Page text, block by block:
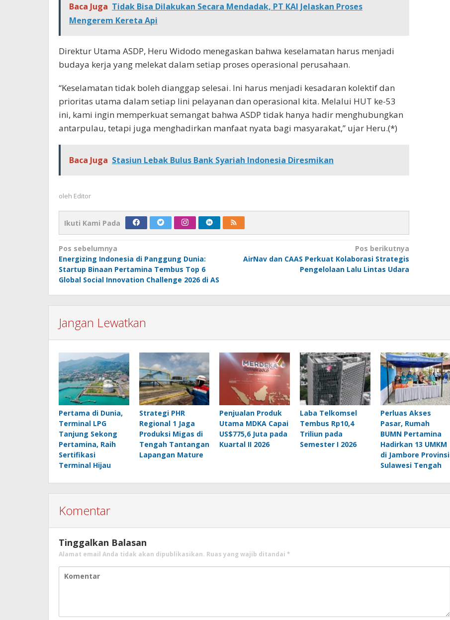
Baca Juga Tidak Bisa Dilakukan Secara Mendadak, PT KAI Jelaskan Proses
Mengerem Kereta Api
Direktur Utama ASDP, Heru Widodo menegaskan bahwa keselamatan harus menjadi
budaya kerja yang melekat dalam setiap proses operasional perusahaan.
“Keselamatan tidak boleh dianggap selesai. Ini harus menjadi kesadaran kolektif dan
prioritas utama dalam setiap lini pelayanan dan operasional kita. Melalui HUT ke-53
ini, kami ingin memperkuat semangat bahwa ASDP tidak hanya hadir menghubungkan
antarpulau, tetapi juga menghadirkan manfaat nyata bagi masyarakat,” ujar Heru.(*)
Baca Juga Stasiun Lebak Bulus Bank Syariah Indonesia Diresmikan
oleh Editor
Ikuti Kami Pada
Navigasi
pos
Pos sebelumnya
Energizing Indonesia di Panggung Dunia:
Startup Binaan Pertamina Tembus Top 6
Global Social Innovation Challenge 2026 di AS
Pos berikutnya
AirNav dan CAAS Perkuat Kolaborasi Strategis
Pengelolaan Lalu Lintas Udara
Jangan Lewatkan
Pertama di Dunia,
Terminal LPG
Tanjung Sekong
Pertamina, Raih
Sertifikasi
Terminal Hijau
Strategi PHR
Regional 1 Jaga
Produksi Migas di
Tengah Tantangan
Lapangan Mature
Penjualan Produk
Utama MDKA Capai
US$775,6 Juta pada
Kuartal II 2026
Laba Telkomsel
Tembus Rp10,4
Triliun pada
Semester I 2026
Perluas Akses
Pasar, Rumah
BUMN Pertamina
Hadirkan 13 UMKM
di Jambore Provinsi
Sulawesi Tengah
Komentar
Tinggalkan Balasan
Alamat email Anda tidak akan dipublikasikan. Ruas yang wajib ditandai *